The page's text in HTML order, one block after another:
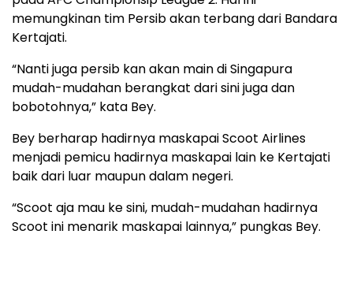
memungkinan tim Persib akan terbang dari Bandara
Kertajati.
“Nanti juga persib kan akan main di Singapura
mudah-mudahan berangkat dari sini juga dan
bobotohnya,” kata Bey.
Bey berharap hadirnya maskapai Scoot Airlines
menjadi pemicu hadirnya maskapai lain ke Kertajati
baik dari luar maupun dalam negeri.
“Scoot aja mau ke sini, mudah-mudahan hadirnya
Scoot ini menarik maskapai lainnya,” pungkas Bey.